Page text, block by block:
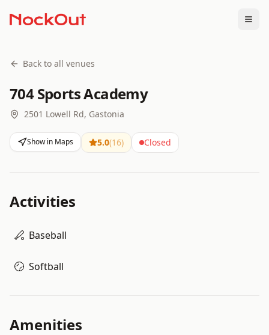
Back to all venues
704 Sports Academy
2501 Lowell Rd, Gastonia
Show in Maps 5.0(16) Closed
Activities
Baseball
Softball
Amenities